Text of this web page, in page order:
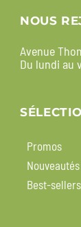
NOUS
Avenue
Du lundi au
Promos
Nouveautés
Best-sellers